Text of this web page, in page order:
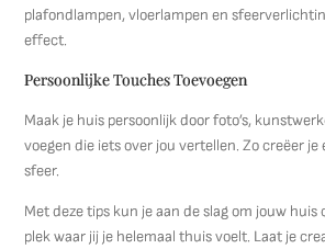
plafondlampen, vloerlampen en
effect.
Persoonlijke Touches Toevoegen
Maak je huis persoonlijk door foto’s,
voegen die iets over jou vertellen. Zo creëer
sfeer.
Met deze tips kun je aan de slag om jouw
plek waar jij je helemaal thuis voelt. Laat je